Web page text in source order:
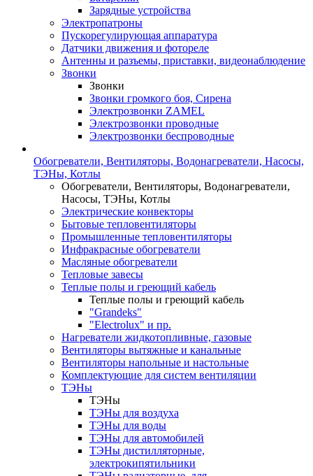
Зарядные устройства
Электропатроны
Пускорегулирующая аппаратура
Датчики движения и фотореле
Антенны и разъемы, приставки, видеонаблюдение
Звонки
Звонки
Звонки громкого боя, Сирена
Электрозвонки ZAMEL
Электрозвонки проводные
Электрозвонки беспроводные
Обогреватели, Вентиляторы, Водонагреватели, Насосы,
ТЭНы, Котлы
Обогреватели, Вентиляторы, Водонагреватели,
Насосы, ТЭНы, Котлы
Электрические конвекторы
Бытовые тепловентиляторы
Промышленные тепловентиляторы
Инфракрасные обогреватели
Масляные обогреватели
Тепловые завесы
Теплые полы и греющий кабель
Теплые полы и греющий кабель
"Grandeks"
"Electrolux" и пр.
Нагреватели жидкотопливные, газовые
Вентиляторы вытяжные и канальные
Вентиляторы напольные и настольные
Комплектующие для систем вентиляции
ТЭНы
ТЭНы
ТЭНы для воздуха
ТЭНы для воды
ТЭНы для автомобилей
ТЭНы дистилляторные,
электрокипятильники